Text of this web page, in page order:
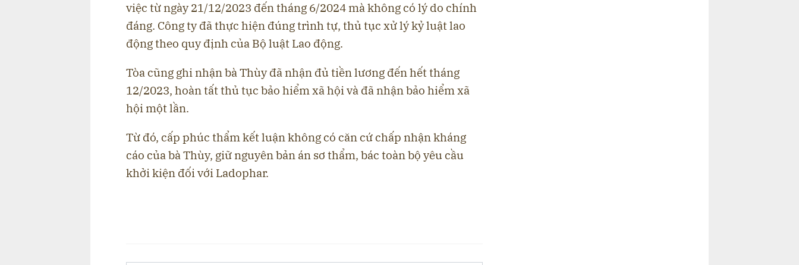
việc từ ngày 21/12/2023 đến tháng 6/2024 mà không có lý do chính
đáng. Công ty đã thực hiện đúng trình tự, thủ tục xử lý kỷ luật lao
động theo quy định của Bộ luật Lao động.
Tòa cũng ghi nhận bà Thùy đã nhận đủ tiền lương đến hết tháng
12/2023, hoàn tất thủ tục bảo hiểm xã hội và đã nhận bảo hiểm xã
hội một lần.
Từ đó, cấp phúc thẩm kết luận không có căn cứ chấp nhận kháng
cáo của bà Thùy, giữ nguyên bản án sơ thẩm, bác toàn bộ yêu cầu
khởi kiện đối với Ladophar.